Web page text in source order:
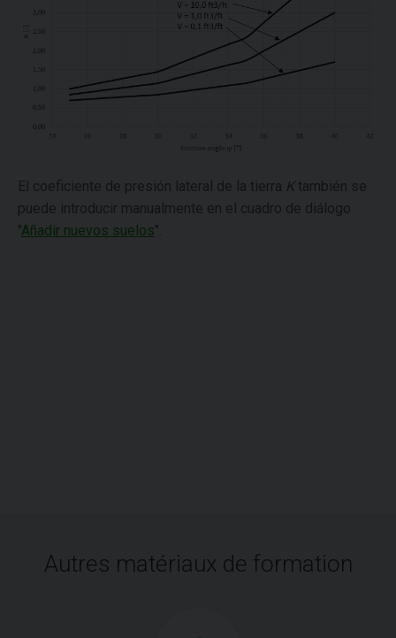
El coeficiente de presión lateral de la tierra Ktambién se
puede introducir manualmente en el cuadro de diálogo
"Añadir nuevos suelos".
Autres matériaux de formation